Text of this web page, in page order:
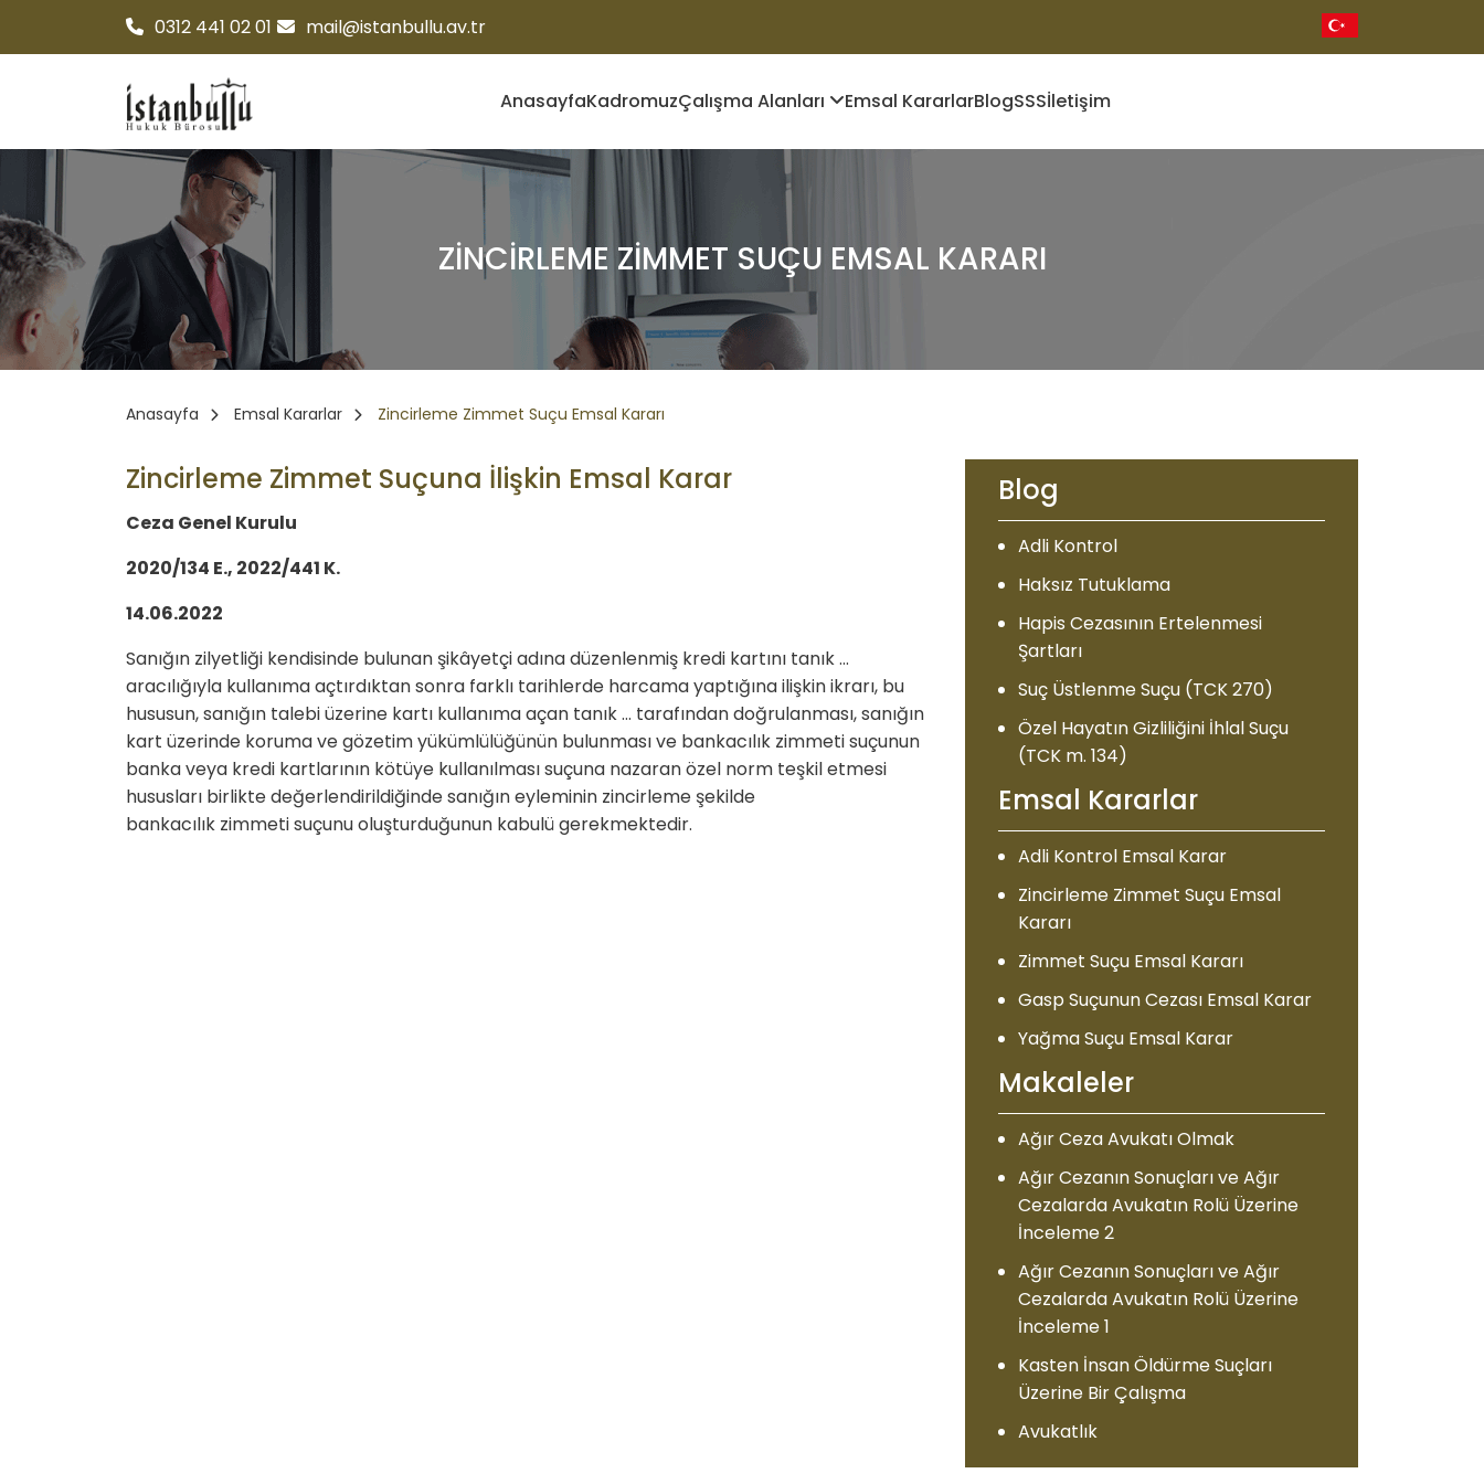
0312 441 02 01 mail@istanbullu.av.tr
AnasayfaKadromuzÇalışma Alanları Emsal KararlarBlogSSSİletişim
ZINCIRLEME ZIMMET SUÇU EMSAL KARARI
Anasayfa Emsal Kararlar Zincirleme Zimmet Suçu Emsal Kararı
Zincirleme Zimmet Suçuna İlişkin Emsal Karar
Ceza Genel Kurulu
2020/134 E., 2022/441 K.
14.06.2022
Sanığın zilyetliği kendisinde bulunan şikâyetçi adına düzenlenmiş kredi kartını tanık ...
aracılığıyla kullanıma açtırdıktan sonra farklı tarihlerde harcama yaptığına ilişkin ikrarı, bu
hususun, sanığın talebi üzerine kartı kullanıma açan tanık ... tarafından doğrulanması, sanığın
kart üzerinde koruma ve gözetim yükümlülüğünün bulunması ve bankacılık zimmeti suçunun
banka veya kredi kartlarının kötüye kullanılması suçuna nazaran özel norm teşkil etmesi
hususları birlikte değerlendirildiğinde sanığın eyleminin zincirleme şekilde
bankacılık zimmeti suçunu oluşturduğunun kabulü gerekmektedir.
Blog
Adli Kontrol
Haksız Tutuklama
Hapis Cezasının Ertelenmesi
Şartları
Suç Üstlenme Suçu (TCK 270)
Özel Hayatın Gizliliğini İhlal Suçu
(TCK m. 134)
Emsal Kararlar
Adli Kontrol Emsal Karar
Zincirleme Zimmet Suçu Emsal
Kararı
Zimmet Suçu Emsal Kararı
Gasp Suçunun Cezası Emsal Karar
Yağma Suçu Emsal Karar
Makaleler
Ağır Ceza Avukatı Olmak
Ağır Cezanın Sonuçları ve Ağır
Cezalarda Avukatın Rolü Üzerine
İnceleme 2
Ağır Cezanın Sonuçları ve Ağır
Cezalarda Avukatın Rolü Üzerine
İnceleme 1
Kasten İnsan Öldürme Suçları
Üzerine Bir Çalışma
Avukatlık